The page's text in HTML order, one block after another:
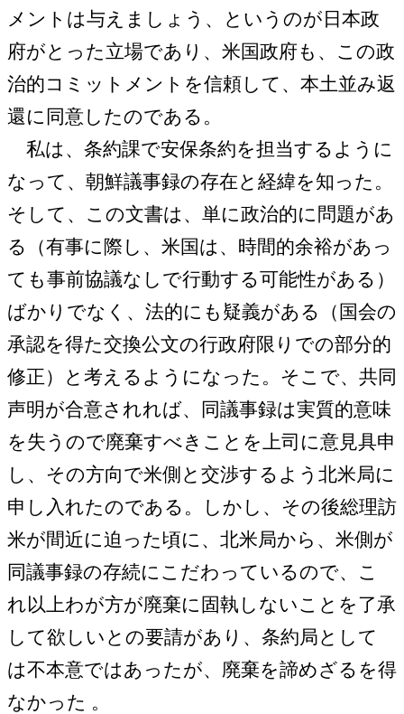
メントは与えましょう、というのが日本政
府がとった立場であり、米国政府も、この政
治的コミットメントを信頼して、本土並み返
還に同意したのである。
私は、条約課で安保条約を担当するように
なって、朝鮮議事録の存在と経緯を知った。
そして、この文書は、単に政治的に問題があ
る（有事に際し、米国は、時間的余裕があっ
ても事前協議なしで行動する可能性がある）
ばかりでなく、法的にも疑義がある（国会の
承認を得た交換公文の行政府限りでの部分的
修正）と考えるようになった。そこで、共同
声明が合意されれば、同議事録は実質的意味
を失うので廃棄すべきことを上司に意見具申
し、その方向で米側と交渉するよう北米局に
申し入れたのである。しかし、その後総理訪
米が間近に迫った頃に、北米局から、米側が
同議事録の存続にこだわっているので、こ
れ以上わが方が廃棄に固執しないことを了承
して欲しいとの要請があり、条約局として
は不本意ではあったが、廃棄を諦めざるを得
なかった 。